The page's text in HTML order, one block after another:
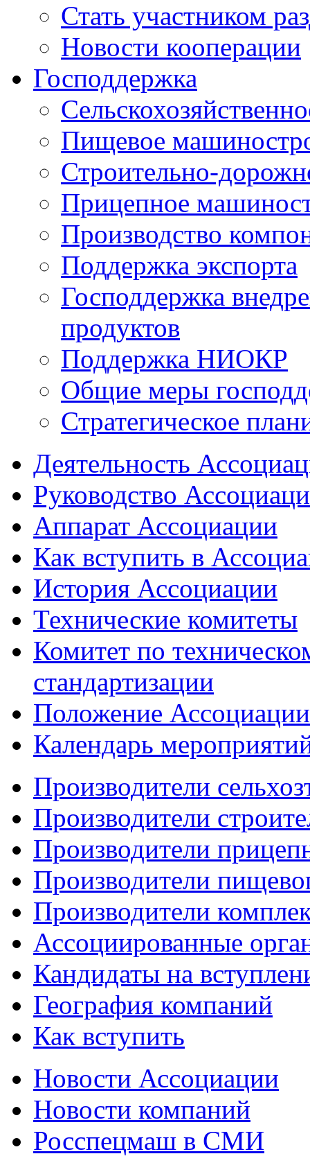
Стать участником
Новости кооперации
Господдержка
Пищевое
Строительно-
Прицепное
Производство
Поддержка экспорта
Господдержка
продуктов
Поддержка НИОКР
Общие меры
Стратегическое
Деятельность
Руководство
Аппарат Ассоциации
Как вступить в
История Ассоциации
Технические комитеты
Комитет по
стандартизации
Положение
Календарь
Производители
Производители
Производители
Производители
Производители
Ассоциированные
Кандидаты на
География компаний
Как вступить
Новости Ассоциации
Новости компаний
Росспецмаш в СМИ